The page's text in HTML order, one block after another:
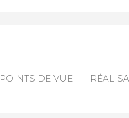
POINTS DE VUE